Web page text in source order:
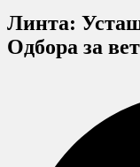
Линта:
Одбора за